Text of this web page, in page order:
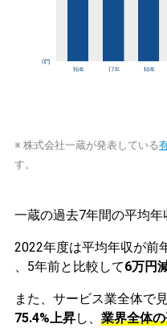
※ 株式会社一蔵が発表している
す。
一蔵の過去7年間の平均年
2022年度は平均年収が前
、5年前と比較して6万円
また、サービス業全体で
75.4%上昇し、 業界全体